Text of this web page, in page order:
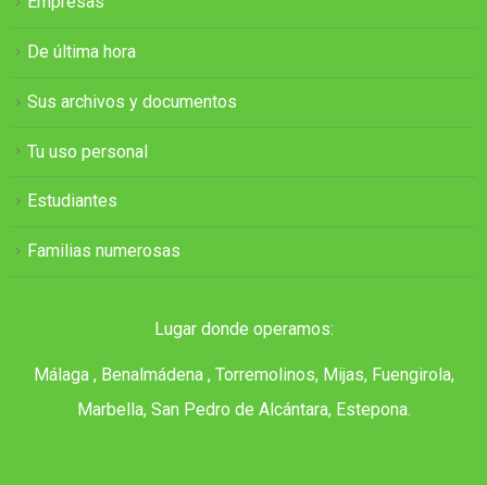
De última hora
Sus archivos y documentos
Tu uso personal
Estudiantes
Familias numerosas
Lugar donde operamos:
Málaga , Benalmádena , Torremolinos, Mijas, Fuengirola,
Marbella, San Pedro de Alcántara, Estepona.